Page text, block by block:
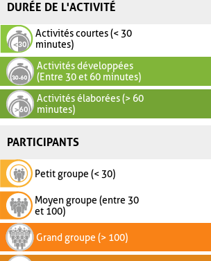
DURÉE DE L'ACTIVITÉ
Activités courtes (< 30
minutes)
Activités développées
(Entre 30 et 60 minutes)
Activités élaborées (> 60
minutes)
PARTICIPANTS
Petit groupe (< 30)
Moyen groupe (entre 30
et 100)
Grand groupe (> 100)